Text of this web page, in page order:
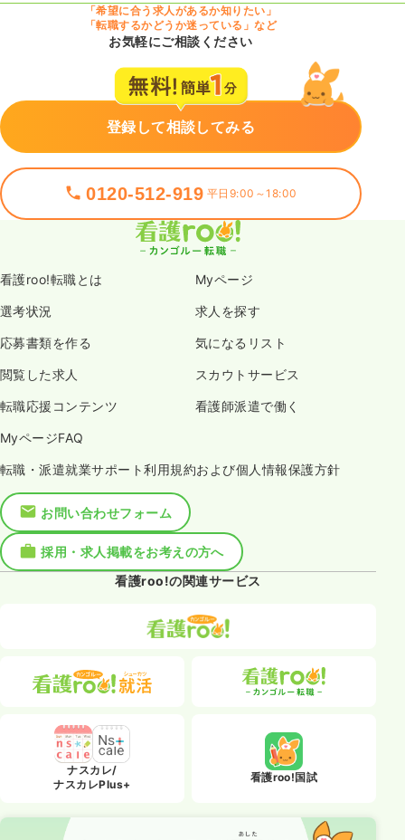
「希望に合う求人があるか知りたい」
「転職するかどうか迷っている」など
お気軽にご相談ください
登録して相談してみる
0120-512-919 平日9:00～18:00
看護roo!転職とは Myページ
選考状況 求人を探す
応募書類を作る 気になるリスト
閲覧した求人 スカウトサービス
転職応援コンテンツ 看護師派遣で働く
MyページFAQ
転職・派遣就業サポート利用規約および個人情報保護方針
お問い合わせフォーム
採用・求人掲載をお考えの方へ
看護roo!の関連サービス
ナスカレ/
ナスカレPlus+
看護roo!国試